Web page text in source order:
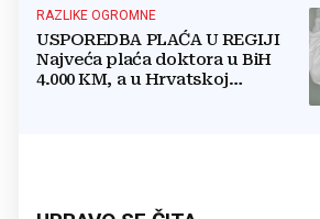
RAZLIKE OGROMNE
USPOREDBA PLAĆA U REGIJI
Najveća plaća doktora u BiH
4.000 KM, a u Hrvatskoj